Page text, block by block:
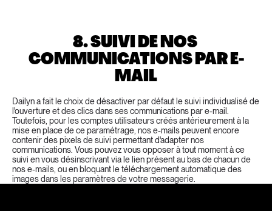
8. SUIVI DE NOS
COMMUNICATIONS PAR E-
MAIL
Dailyn a fait le choix de désactiver par défaut le suivi individualisé de
l'ouverture et des clics dans ses communications par e-mail.
Toutefois, pour les comptes utilisateurs créés antérieurement à la
mise en place de ce paramétrage, nos e-mails peuvent encore
contenir des pixels de suivi permettant d'adapter nos
communications. Vous pouvez vous opposer à tout moment à ce
suivi en vous désinscrivant via le lien présent au bas de chacun de
nos e-mails, ou en bloquant le téléchargement automatique des
images dans les paramètres de votre messagerie.